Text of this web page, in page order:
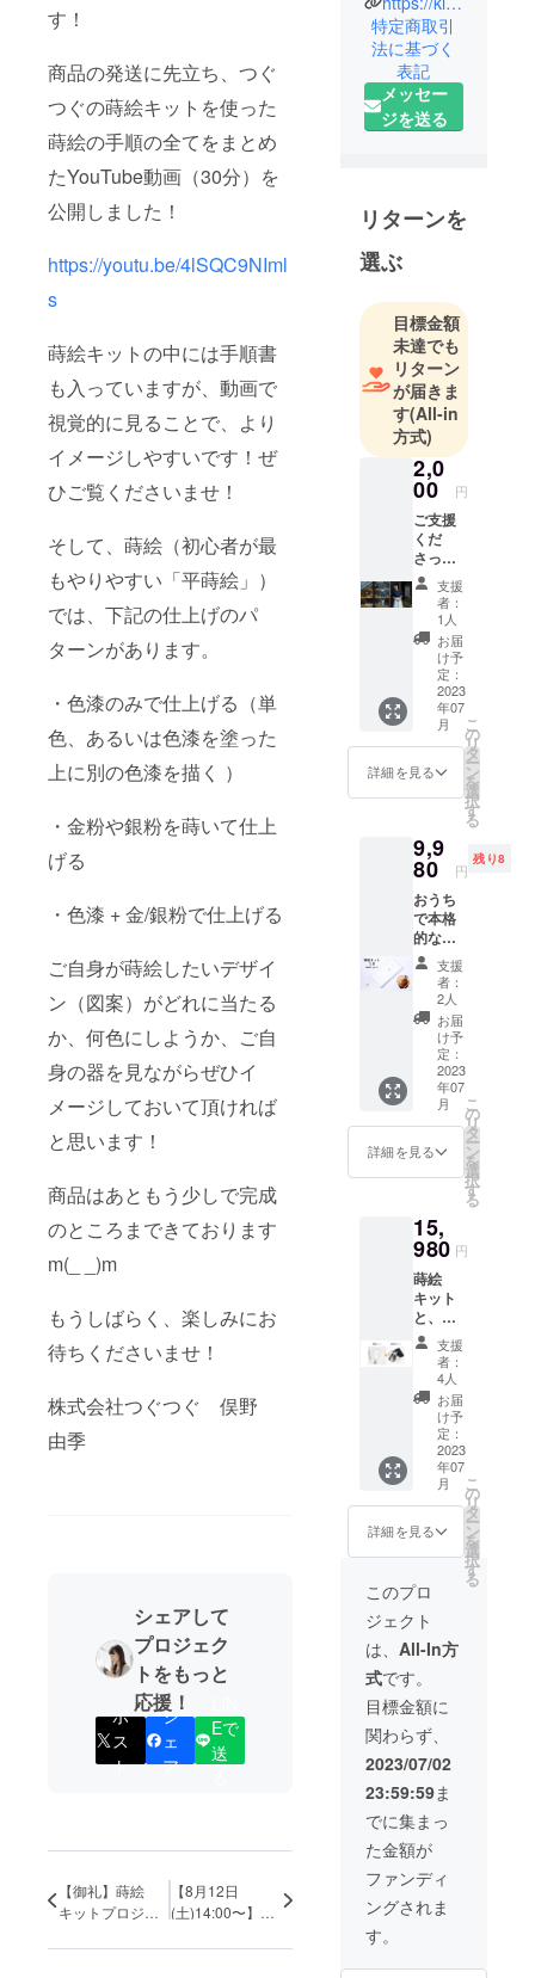
す！
商品の発送に先立ち、つぐ
つぐの蒔絵キットを使った
蒔絵の手順の全てをまとめ
たYouTube動画（30分）を
公開しました！
https://youtu.be/4lSQC9NIml
s
蒔絵キットの中には手順書
も入っていますが、動画で
視覚的に見ることで、より
イメージしやすいです！ぜ
ひご覧くださいませ！
そして、蒔絵（初心者が最
もやりやすい「平蒔絵」）
では、下記の仕上げのパ
ターンがあります。
・色漆のみで仕上げる（単
色、あるいは色漆を塗った
上に別の色漆を描く ）
・金粉や銀粉を蒔いて仕上
げる
・色漆 + 金/銀粉で仕上げる
ご自身が蒔絵したいデザイ
ン（図案）がどれに当たる
か、何色にしようか、ご自
身の器を見ながらぜひイ
メージしておいて頂ければ
と思います！
商品はあともう少しで完成
のところまできております
m(_ _)m
もうしばらく、楽しみにお
待ちくださいませ！
株式会社つぐつぐ 俣野
由季
シェアして
プロジェク
トをもっと
応援！
ポ
ス
ト
シ
ェ
ア
Eで
送
【御礼】蒔絵
キットプロジェ
133%達成で成功
【8月12日
(土)14:00〜】蒔
たワークショッ
会社「つぐ
つぐ」を設
立した俣野
です！
日本の伝統
たい思い
で、これま
で金継ぎの
外に発信し
てきまし
た。
創立してか
ら4年目を迎
えるいま、
お客様の声
を元に、金
継ぎのオリ
ジンとも言
える「蒔絵
（まき
え）」が気
軽にできる
商品を、1年
越しでやっ
と開発しま
した！
みなさまが
暮らしがで
これからも
頑張りま
す！
特定商取引
法に基づく
表記
メッセー
ジを送る
リターンを
選ぶ
目標金額
未達でも
リターン
が届きま
す(All-in
方式)
2,0
00 円
ご支援
くだ
さった
あなた
に、代
表の俣
野由季
から感
謝の
メール
をお送
りしま
す。
支援
者：
1人
お届
け予
定：
2023
年07
月
詳細を見る
こ
の
リ
タ
ー
ン
を
選
択
す
る
9,9
80 円
残り8
おうち
で本格
的な蒔
絵を簡
単にで
きる
キット
「蒔絵
キッ
ト」を
数量限
定で生
産しお
送りし
ます。
支援
者：
2人
お届
け予
定：
2023
年07
月
詳細を見る
こ
の
リ
タ
ー
ン
を
選
択
す
る
15,
980 円
蒔絵
キット
と、金
継ぎ
キット
（つぐ
キット
金、
23KTの
純金消
粉 0.1g
入り）
のセッ
トで
す！ 通
常9,980
円で販
売して
いる金
継ぎ
キット
なの
で、こ
の2つの
セット
価格は
今回だ
けで、
大変お
得で
す！ 漆
を使っ
た日本
の二大
絵・金
支援
者：
4人
お届
け予
定：
2023
年07
月
詳細を見る
こ
の
リ
タ
ー
ン
を
選
択
す
る
このプロ
ジェクト
は、 All-In方
式です。
目標金額に
関わらず、
2023/07/02
23:59:59ま
でに集まっ
た金額が
ファンディ
ングされま
す。